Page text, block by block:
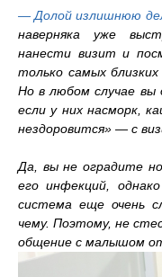
— Долой излишнюю
наверняка уже
нанести визит и
только самых
Но в любом случае вы
если у них насморк,
нездоровится» — с
Да, вы не оградите
его инфекций,
система еще очень
чему. Поэтому, не
общение с малышом